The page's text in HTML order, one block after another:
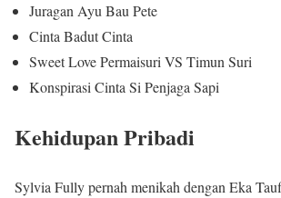
Juragan Ayu Bau Pete
Cinta Badut Cinta
Sweet Love Permaisuri VS Timun Suri
Konspirasi Cinta Si Penjaga Sapi
Kehidupan Pribadi
Sylvia Fully pernah menikah dengan Eka